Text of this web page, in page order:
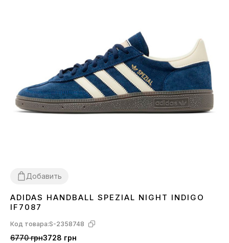
Добавить
36 3738 394045
ADIDAS HANDBALL SPEZIAL NIGHT INDIGO
IF7087
Код товара:S-2358748
6770 грн3728 грн